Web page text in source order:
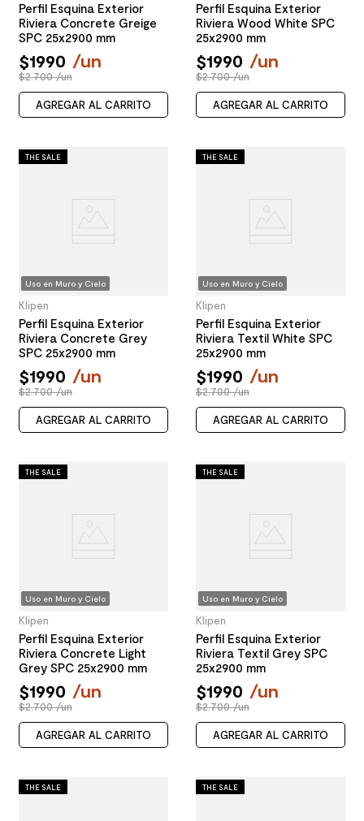
Perfil Esquina Exterior
Riviera Concrete Greige
SPC 25x2900 mm
$1990 /un
$2.700 /un
AGREGAR AL CARRITO
Perfil Esquina Exterior
Riviera Wood White SPC
25x2900 mm
$1990 /un
$2.700 /un
AGREGAR AL CARRITO
THE SALE
Uso en Muro y Cielo
Klipen
Perfil Esquina Exterior
Riviera Concrete Grey
SPC 25x2900 mm
$1990 /un
$2.700 /un
AGREGAR AL CARRITO
THE SALE
Uso en Muro y Cielo
Klipen
Perfil Esquina Exterior
Riviera Textil White SPC
25x2900 mm
$1990 /un
$2.700 /un
AGREGAR AL CARRITO
THE SALE
Uso en Muro y Cielo
Klipen
Perfil Esquina Exterior
Riviera Concrete Light
Grey SPC 25x2900 mm
$1990 /un
$2.700 /un
AGREGAR AL CARRITO
THE SALE
Uso en Muro y Cielo
Klipen
Perfil Esquina Exterior
Riviera Textil Grey SPC
25x2900 mm
$1990 /un
$2.700 /un
AGREGAR AL CARRITO
THE SALE THE SALE